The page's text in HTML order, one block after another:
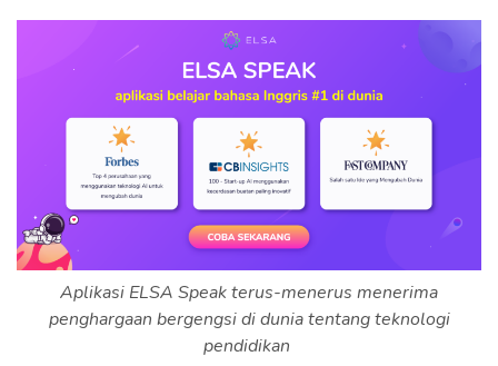
Aplikasi ELSA Speak terus-menerus menerima
penghargaan bergengsi di dunia tentang teknologi
pendidikan